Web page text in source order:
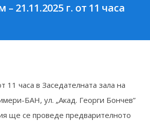
21.11.2025 г. от 11 часа
11 часа в Заседателната зала на
БАН, ул. „Акад. Георги Бончев”
ще се проведе предварителното